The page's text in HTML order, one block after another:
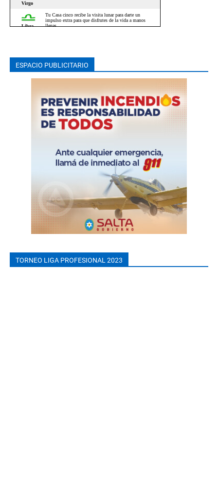
ESPACIO PUBLICITARIO
TORNEO LIGA PROFESIONAL 2023